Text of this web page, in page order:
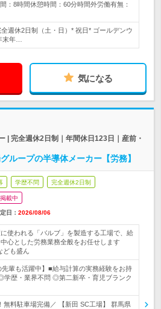
：8時間休憩時間：60分時間外労働有無：
週休2日制（土・日）* 祝日* ゴールデンウ
末年…
気になる
| 完全週休2日制｜年間休日123日｜産前・
ループの半導体メーカー【労務】
学歴不問 完全週休2日制
載中
日： 2026/08/06
使われる「バルブ」を製造する工場で、給
心とした労務業務全般をお任せします
ども盛ん
先輩も活躍中】■給与計算の実務経験をお持
学歴・業界不問 ◎第二新卒・育児ブランク
無料駐車場完備／ 【新田 SC工場】 群馬県